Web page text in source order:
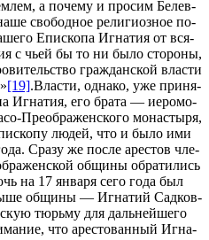
а по­че­му и про­сим Белев­
сво­бод­ное ре­ли­ги­оз­ное по­
Епи­ско­па Иг­на­тия от вся­
с чьей бы то ни бы­ло сто­ро­ны,
граж­дан­ской вла­сти
[19].Вла­сти, од­на­ко, уже при­ня­
Иг­на­тия, его бра­та — иеро­мо­
Пре­об­ра­жен­ско­го мо­на­сты­ря,
лю­дей, что и бы­ло ими
Сра­зу же по­сле аре­стов чле­
об­щи­ны об­ра­ти­лись
на 17 ян­ва­ря се­го го­да был
об­щи­ны — Иг­на­тий Сад­ков­
тюрь­му для даль­ней­ше­го
что аре­сто­ван­ный Иг­на­